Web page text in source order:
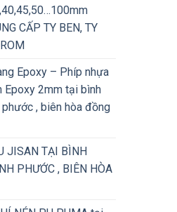
CẤP TY BEN, TY
Epoxy – Phíp nhựa
Epoxy 2mm tại bình
, biên hòa đồng
JISAN TẠI BÌNH
PHƯỚC , BIÊN HÒA